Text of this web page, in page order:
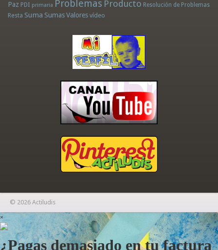
Paz PDI primaria Problemas Producto Resolución de Problemas
Resta Suma Sumas Valores vídeo
© 2026 Actiludis
×
¿Pagas demasiado en tu factura